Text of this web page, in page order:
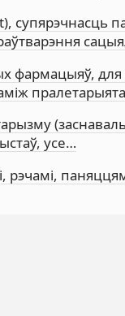
cупярэчнасць
фармацыяў,
усе…
рэчамі,